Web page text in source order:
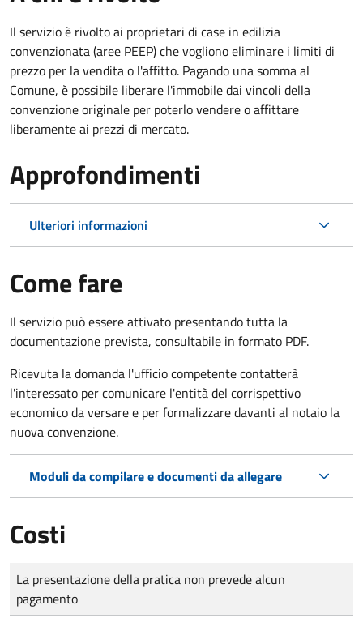
Il servizio è rivolto ai proprietari di case in edilizia
convenzionata (aree PEEP) che vogliono eliminare i limiti di
prezzo per la vendita o l'affitto. Pagando una somma al
Comune, è possibile liberare l'immobile dai vincoli della
convenzione originale per poterlo vendere o affittare
liberamente ai prezzi di mercato.
Approfondimenti
Ulteriori informazioni
Come fare
Il servizio può essere attivato presentando tutta la
documentazione prevista, consultabile in formato PDF.
Ricevuta la domanda l'ufficio competente contatterà
l'interessato per comunicare l'entità del corrispettivo
economico da versare e per formalizzare davanti al notaio la
nuova convenzione.
Moduli da compilare e documenti da allegare
Costi
Tipo di pagamento
Importo
La presentazione della pratica non prevede alcun
pagamento